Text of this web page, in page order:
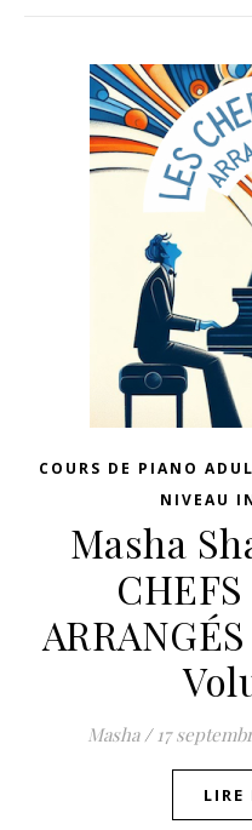
COURS DE PIANO
NIVEAU
Masha
Masha / 17
LIRE